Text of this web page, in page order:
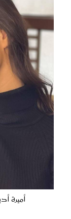
أميرة